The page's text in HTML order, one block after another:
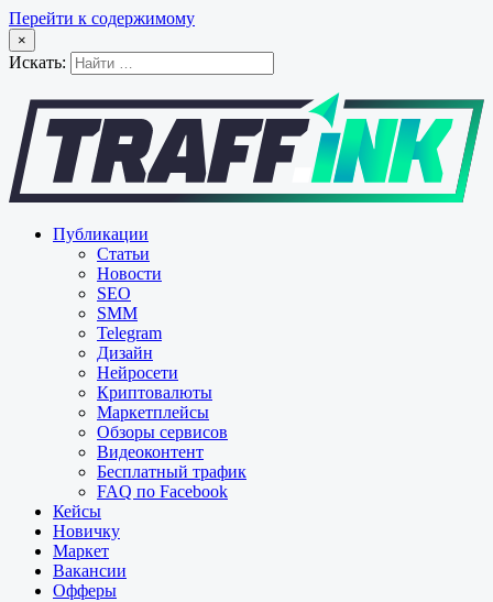
Перейти к содержимому
×
Искать:
Публикации
Статьи
Новости
SEO
SMM
Telegram
Дизайн
Нейросети
Криптовалюты
Маркетплейсы
Обзоры сервисов
Видеоконтент
Бесплатный трафик
FAQ по Facebook
Кейсы
Новичку
Маркет
Вакансии
Офферы